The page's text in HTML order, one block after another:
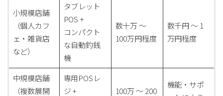
小規模店舗
（個人カフ
ェ・雑貨店
など）
タブレット
POS +
コンパクト
な自動釣銭
機
数十万 〜
100万円程度
数千円 〜 1
万円程度
中規模店舗
（複数展開
専用POSレ
ジ +
100万 〜 200
機能・サポ